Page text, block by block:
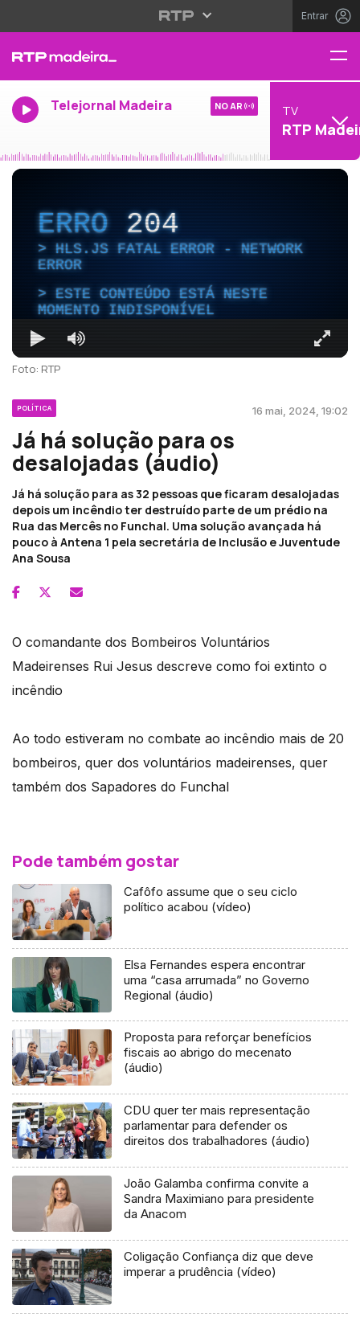
Entrar
Telejornal Madeira NO AR TV
RTP
ERRO204
HLS.JS FATAL ERROR - NETWORK
ERROR
ESTE CONTEÚDO ESTÁ NESTE
MOMENTO INDISPONÍVEL
Foto: RTP
POLÍTICA 16 mai, 2024, 19:02
Já há solução para os
desalojadas (áudio)
Já há solução para as 32 pessoas que ficaram desalojadas
depois um incêndio ter destruído parte de um prédio na
Rua das Mercês no Funchal. Uma solução avançada há
pouco à Antena 1 pela secretária de Inclusão e Juventude
Ana Sousa
O comandante dos Bombeiros Voluntários
Madeirenses Rui Jesus descreve como foi extinto o
incêndio
Ao todo estiveram no combate ao incêndio mais de 20
bombeiros, quer dos voluntários madeirenses, quer
também dos Sapadores do Funchal
Pode também gostar
Cafôfo assume que o seu ciclo
político acabou (vídeo)
Elsa Fernandes espera encontrar
uma “casa arrumada” no Governo
Regional (áudio)
Proposta para reforçar benefícios
fiscais ao abrigo do mecenato
(áudio)
CDU quer ter mais representação
parlamentar para defender os
direitos dos trabalhadores (áudio)
João Galamba confirma convite a
Sandra Maximiano para presidente
da Anacom
Coligação Confiança diz que deve
imperar a prudência (vídeo)